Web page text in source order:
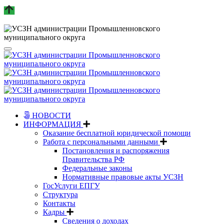
НОВОСТИ
ИНФОРМАЦИЯ
Оказание бесплатной юридической помощи
Работа с персональными данными
Постановления и распоряжения
Правительства РФ
Федеральные законы
Нормативные правовые акты УСЗН
ГосУслуги ЕПГУ
Структура
Контакты
Кадры
Сведения о доходах